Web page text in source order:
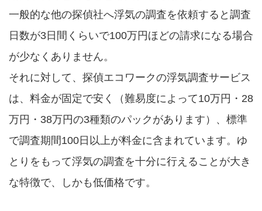
一般的な他の探偵社へ浮気の調査を依頼すると調査
日数が3日間くらいで100万円ほどの請求になる場合
が少なくありません。
それに対して、探偵エコワークの浮気調査サービス
は、料金が固定で安く（難易度によって10万円・28
万円・38万円の3種類のパックがあります）、標準
で調査期間100日以上が料金に含まれています。ゆ
とりをもって浮気の調査を十分に行えることが大き
な特徴で、しかも低価格です。